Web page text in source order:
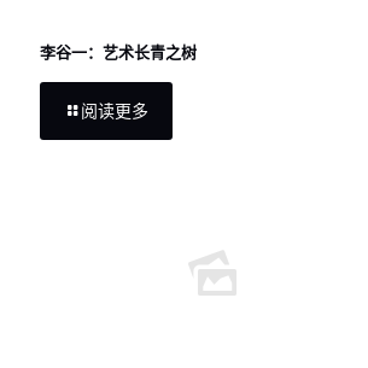
李谷一：艺术长青之树
阅读更多